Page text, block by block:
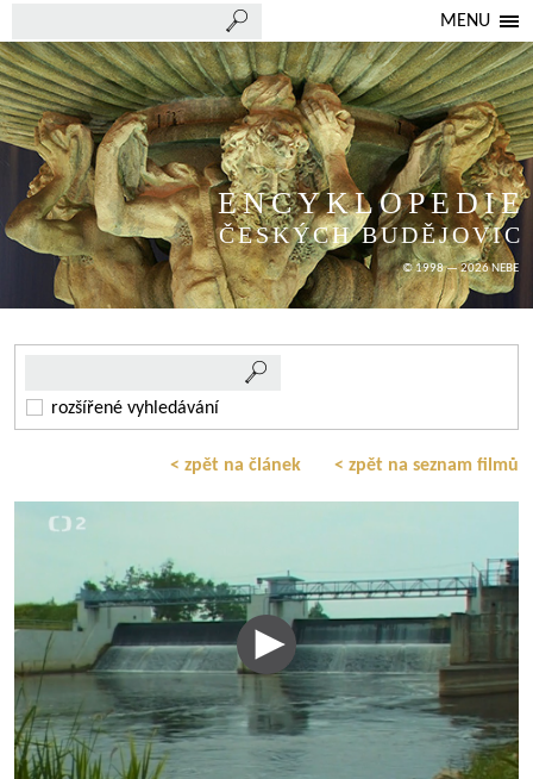
MENU
ENCYKLOPEDIE
ČESKÝCH BUDĚJOVIC
© 1998 — 2026 NEBE
rozšířené vyhledávání
< zpět na článek < zpět na seznam filmů